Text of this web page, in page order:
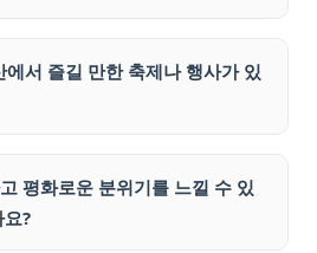
서 즐길 만한 축제나 행사가 있
평화로운 분위기를 느낄 수 있
?